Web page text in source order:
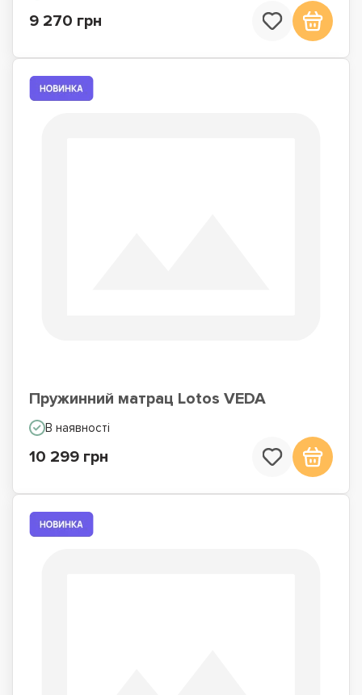
9 270 грн
Пружинний матрац Lotos VEDA
В наявності
10 299 грн